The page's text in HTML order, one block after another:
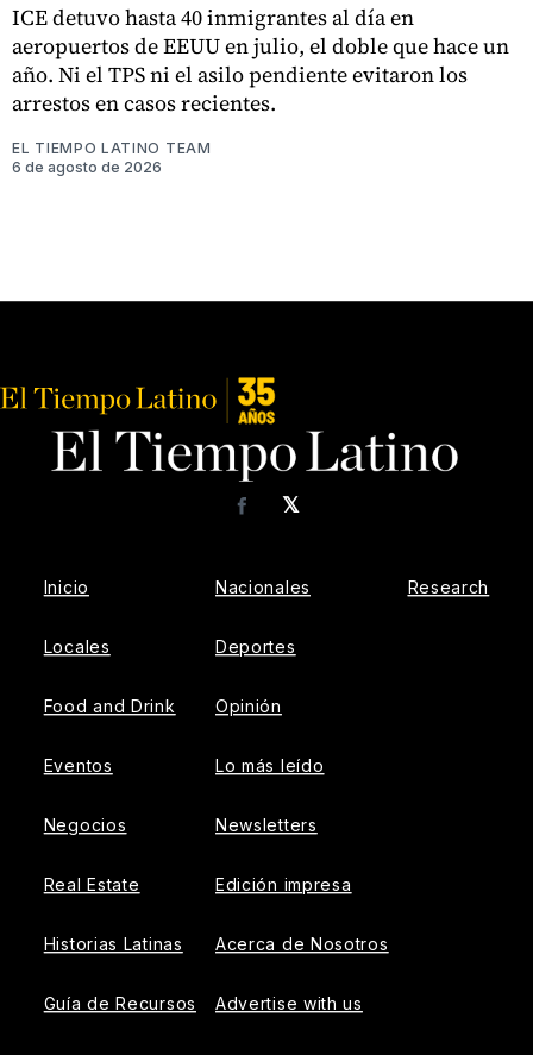
ICE detuvo hasta 40 inmigrantes al día en
aeropuertos de EEUU en julio, el doble que hace un
año. Ni el TPS ni el asilo pendiente evitaron los
arrestos en casos recientes.
EL TIEMPO LATINO TEAM
6 de agosto de 2026
𝕏
Facebook
Inicio
Locales
Food and Drink
Eventos
Negocios
Real Estate
Historias Latinas
Guía de Recursos
Nacionales
Deportes
Opinión
Lo más leído
Newsletters
Edición impresa
Acerca de Nosotros
Advertise with us
Research